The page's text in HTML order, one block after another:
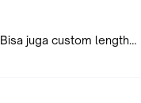
juga custom length